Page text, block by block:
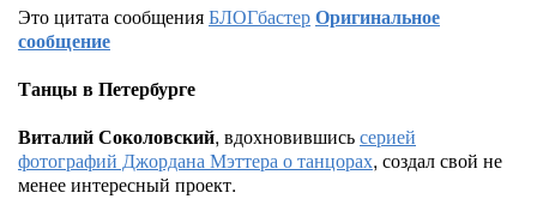
Это цитата сообщенияБЛОГбастерОригинальное
сообщение
Танцы в Петербурге
Виталий Соколовский, вдохновившисьсерией
фотографий Джордана Мэттера о танцорах, создал свой не
менее интересный проект.